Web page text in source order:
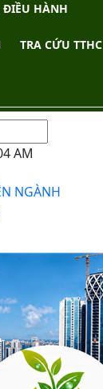
ĐIỀU HÀNH
TRA CỨU TTHC
AM
NGÀNH